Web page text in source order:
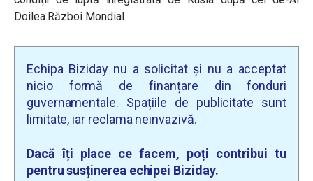
Doilea Război Mondial.
Echipa Biziday nu a solicitat și nu a acceptat
nicio formă de finanțare din fonduri
guvernamentale. Spațiile de publicitate sunt
limitate, iar reclama neinvazivă.
Dacă îți place ce facem, poți contribui tu
pentru susținerea echipei Biziday.